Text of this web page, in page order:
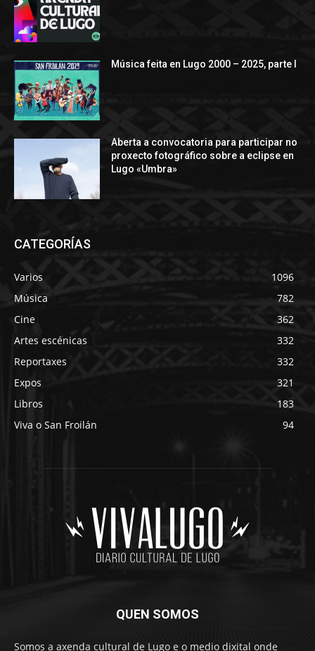
Música feita en Lugo 2000 – 2025, parte I
Aberta a convocatoria para participar no
proxecto fotográfico sobre a eclipse en
Lugo «Umbra»
CATEGORÍAS
Varios
1096
Música
782
Cine
362
Artes escénicas
332
Reportaxes
332
Expos
321
Libros
183
Viva o San Froilán
94
QUEN SOMOS
Somos a axenda cultural de Lugo e o medio dixital onde